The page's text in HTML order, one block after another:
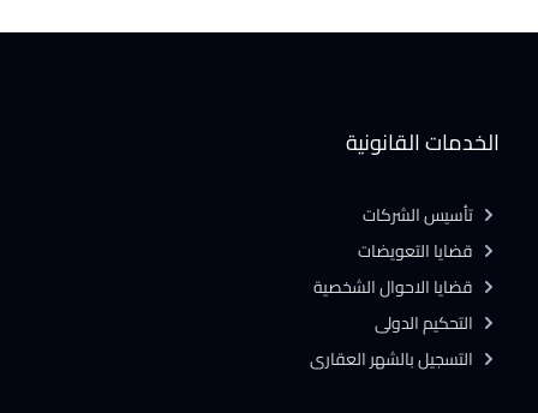
الخدمات القانونية
تأسيس الشركات
قضايا التعويضات
قضايا الاحوال الشخصية
التحكيم الدولى
التسجيل بالشهر العقارى